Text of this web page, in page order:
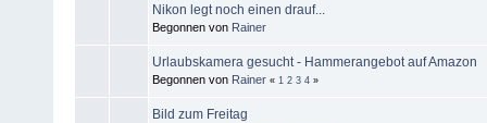
Nikon legt noch einen drauf...
Begonnen von Rainer
Urlaubskamera gesucht - Hammerangebot auf Amazon
Begonnen von Rainer « 1 2 3 4 »
Bild zum Freitag